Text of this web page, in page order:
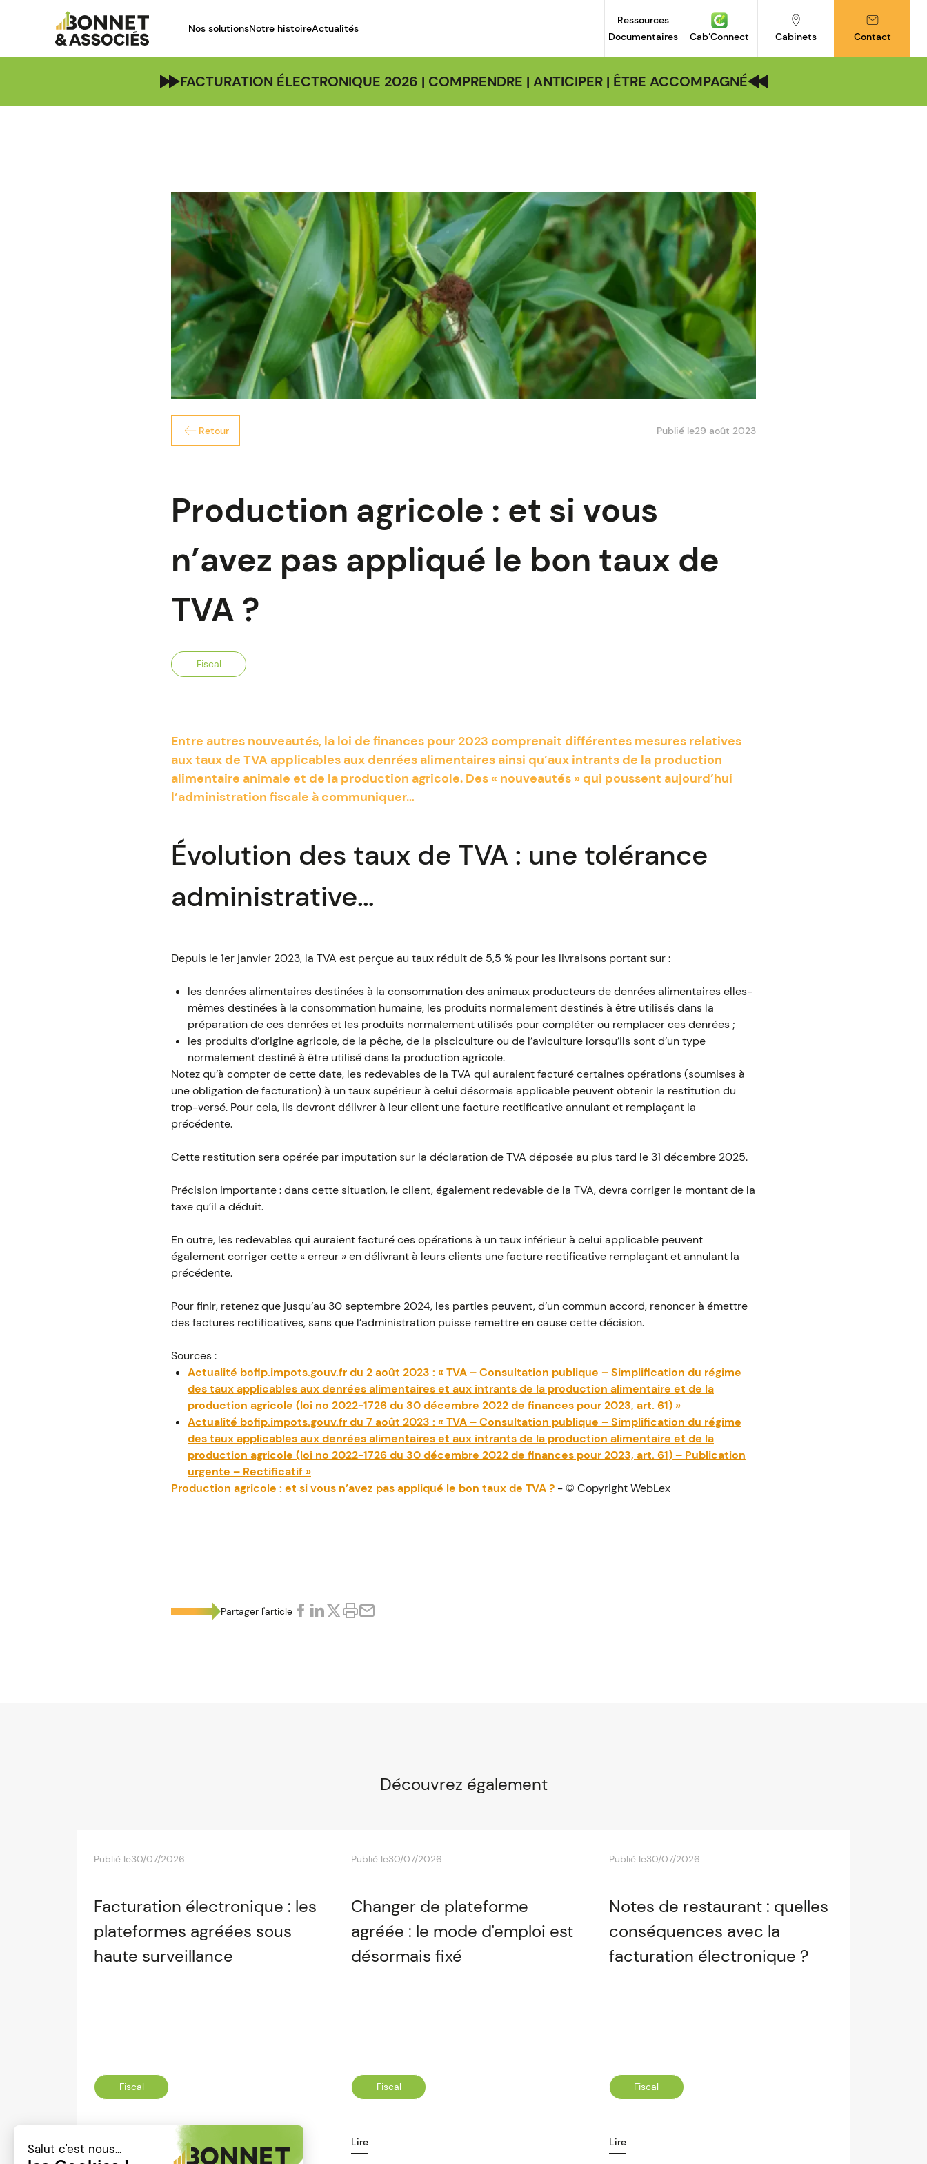
Nos solutionsNotre histoireActualités
Ressources
Documentaires
Cab’Connect Cabinets Contact
FACTURATION ÉLECTRONIQUE 2026 | COMPRENDRE | ANTICIPER | ÊTRE ACCOMPAGNÉ
Retour Publié le29 août 2023
Production agricole : et si vous
n’avez pas appliqué le bon taux de
TVA ?
Fiscal
Entre autres nouveautés, la loi de finances pour 2023 comprenait différentes mesures relatives
aux taux de TVA applicables aux denrées alimentaires ainsi qu’aux intrants de la production
alimentaire animale et de la production agricole. Des « nouveautés » qui poussent aujourd’hui
l’administration fiscale à communiquer…
Évolution des taux de TVA : une tolérance
administrative…
Depuis le 1er janvier 2023, la TVA est perçue au taux réduit de 5,5 % pour les livraisons portant sur :
les denrées alimentaires destinées à la consommation des animaux producteurs de denrées alimentaires elles-
mêmes destinées à la consommation humaine, les produits normalement destinés à être utilisés dans la
préparation de ces denrées et les produits normalement utilisés pour compléter ou remplacer ces denrées ;
les produits d’origine agricole, de la pêche, de la pisciculture ou de l’aviculture lorsqu’ils sont d’un type
normalement destiné à être utilisé dans la production agricole.
Notez qu’à compter de cette date, les redevables de la TVA qui auraient facturé certaines opérations (soumises à
une obligation de facturation) à un taux supérieur à celui désormais applicable peuvent obtenir la restitution du
trop-versé. Pour cela, ils devront délivrer à leur client une facture rectificative annulant et remplaçant la
précédente.
Cette restitution sera opérée par imputation sur la déclaration de TVA déposée au plus tard le 31 décembre 2025.
Précision importante : dans cette situation, le client, également redevable de la TVA, devra corriger le montant de la
taxe qu’il a déduit.
En outre, les redevables qui auraient facturé ces opérations à un taux inférieur à celui applicable peuvent
également corriger cette « erreur » en délivrant à leurs clients une facture rectificative remplaçant et annulant la
précédente.
Pour finir, retenez que jusqu’au 30 septembre 2024, les parties peuvent, d’un commun accord, renoncer à émettre
des factures rectificatives, sans que l’administration puisse remettre en cause cette décision.
Sources :
Actualité bofip.impots.gouv.fr du 2 août 2023 : « TVA – Consultation publique – Simplification du régime
des taux applicables aux denrées alimentaires et aux intrants de la production alimentaire et de la
production agricole (loi no 2022-1726 du 30 décembre 2022 de finances pour 2023, art. 61) »
Actualité bofip.impots.gouv.fr du 7 août 2023 : « TVA – Consultation publique – Simplification du régime
des taux applicables aux denrées alimentaires et aux intrants de la production alimentaire et de la
production agricole (loi no 2022-1726 du 30 décembre 2022 de finances pour 2023, art. 61) – Publication
urgente – Rectificatif »
Production agricole : et si vous n’avez pas appliqué le bon taux de TVA ? - © Copyright WebLex
Partager l'article
Découvrez également
Publié le30/07/2026
Facturation électronique : les
plateformes agréées sous
haute surveillance
Fiscal
Publié le30/07/2026
Changer de plateforme
agréée : le mode d'emploi est
désormais fixé
Fiscal
Lire
Publié le30/07/2026
Notes de restaurant : quelles
conséquences avec la
facturation électronique ?
Fiscal
Lire